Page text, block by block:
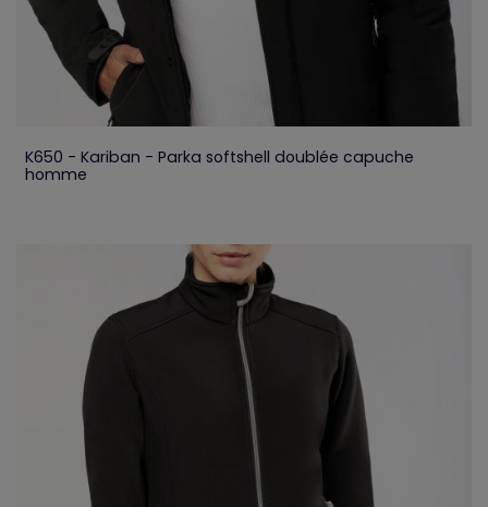
K650 - Kariban - Parka softshell doublée capuche
homme